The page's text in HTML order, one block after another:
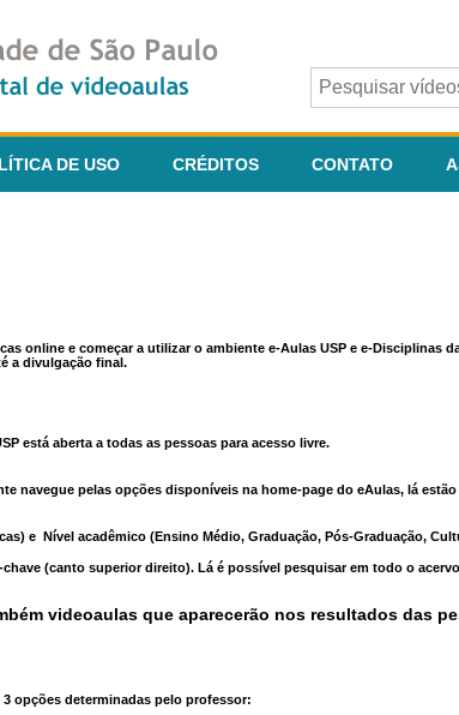
DE USO CRÉDITOS CONTATO
online e começar a utilizar o ambiente e-Aulas USP e e-Disciplinas
a divulgação final.
está aberta a todas as pessoas para acesso livre.
navegue pelas opções disponíveis na home-page do eAulas, lá
e Nível acadêmico (Ensino Médio, Graduação, Pós-Graduação,
(canto superior direito). Lá é possível pesquisar em todo o
videoaulas que aparecerão nos resultados das
opções determinadas pelo professor: